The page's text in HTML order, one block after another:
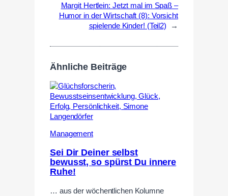
Margit Hertlein: Jetzt mal im Spaß –
Humor in der Wirtschaft (8): Vorsicht
spielende Kinder! (Teil2)
→
Ähnliche Beiträge
Management
Sei Dir Deiner selbst
bewusst, so spürst Du innere
Ruhe!
… aus der wöchentlichen Kolumne